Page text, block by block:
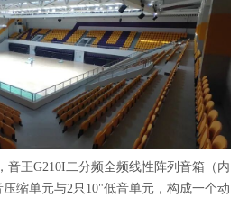
音王G210I二分频全频线性阵列音箱（内
缩单元与2只10"低音单元，构成一个动